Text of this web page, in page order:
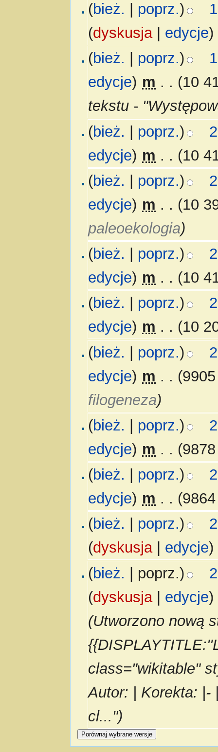
(bież. poprz.)
(dyskusja| edycje)
(bież. poprz.)
edycje) m . . (10
tekstu -
(bież. | poprz.)
edycje) m . . (10
(bież. poprz.)
edycje) m . . (10
paleoekologia)
(bież. poprz.)
edycje) m . . (10
(bież. poprz.)
edycje) m . . (10
(bież. | poprz.)
edycje) m . .
filogeneza)
(bież. poprz.)
edycje) m . .
(bież. poprz.)
edycje) m . .
(bież. poprz.)
(dyskusja| edycje)
(bież. | poprz.)
(dyskusja| edycje)
(Utworzono nową
class="wikitable"
Autor: | Korekta: |-
cl...")